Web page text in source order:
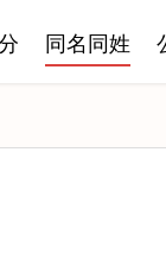
同名同姓